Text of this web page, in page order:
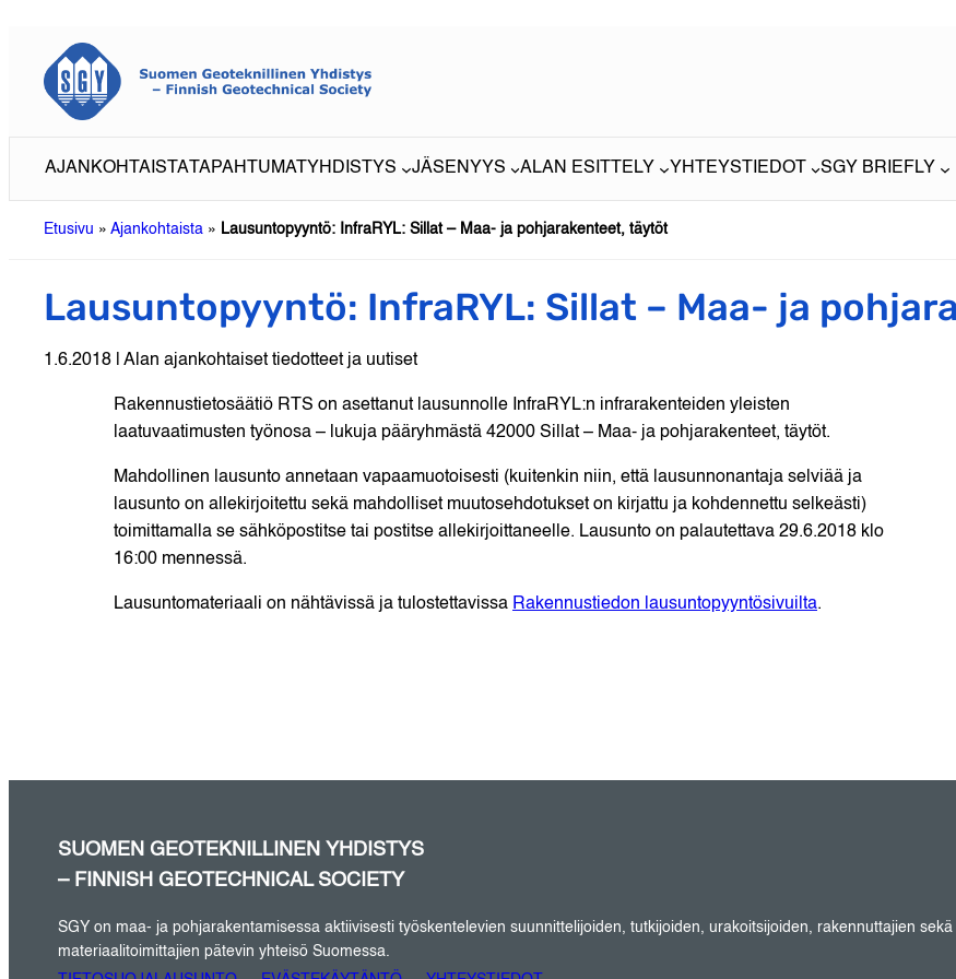
sisältöön
AJANKOHTAISTA TAPAHTUMAT YHDISTYS JÄSENYYS ALAN ESITTELY YHTEYSTIEDOT SGY BRIEFLY
Etusivu » Ajankohtaista » Lausuntopyyntö: InfraRYL: Sillat – Maa- ja pohjarakenteet, täytöt
Lausuntopyyntö: InfraRYL: Sillat – Maa- ja
1.6.2018 | Alan ajankohtaiset tiedotteet ja uutiset
Rakennustietosäätiö RTS on asettanut lausunnolle InfraRYL:n infrarakenteiden yleisten
laatuvaatimusten työnosa – lukuja pääryhmästä 42000 Sillat – Maa- ja pohjarakenteet, täytöt.
Mahdollinen lausunto annetaan vapaamuotoisesti (kuitenkin niin, että lausunnonantaja selviää ja
lausunto on allekirjoitettu sekä mahdolliset muutosehdotukset on kirjattu ja kohdennettu selkeästi)
toimittamalla se sähköpostitse tai postitse allekirjoittaneelle. Lausunto on palautettava 29.6.2018 klo
16:00 mennessä.
Lausuntomateriaali on nähtävissä ja tulostettavissa Rakennustiedon lausuntopyyntösivuilta.
SUOMEN GEOTEKNILLINEN YHDISTYS
– FINNISH GEOTECHNICAL SOCIETY
SGY on maa- ja pohjarakentamisessa aktiivisesti työskentelevien suunnittelijoiden, tutkijoiden, urakoitsijoiden, rakennuttajien
materiaalitoimittajien pätevin yhteisö Suomessa.